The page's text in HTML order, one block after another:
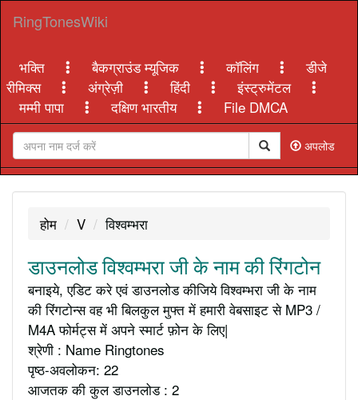
RingTonesWiki
भक्ति बैकग्राउंड म्यूजिक कॉलिंग
डीजे
रीमिक्स
अंग्रेज़ी हिंदी
इंस्ट्रुमेंटल
मम्मी पापा
दक्षिण भारतीय File DMCA
अपलोड
होम V विश्वम्भरा
डाउनलोड विश्वम्भरा जी के नाम की रिंगटोन
बनाइये, एडिट करे एवं डाउनलोड कीजिये विश्वम्भरा जी के नाम
की रिंगटोन्स वह भी बिलकुल मुफ्त में हमारी वेबसाइट से MP3 /
M4A फोर्मट्स में अपने स्मार्ट फ़ोन के लिए|
श्रेणी : Name Ringtones
पृष्ठ-अवलोकन: 22
आजतक की कुल डाउनलोड : 2